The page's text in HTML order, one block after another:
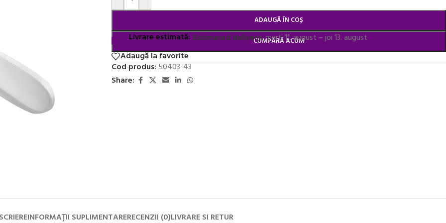
ADAUGĂ ÎN COȘ
CUMPĂRĂ ACUM
Livrare estimată: Estimated delivery:marți 11. august – joi 13. august
Adaugă la favorite
Cod produs: 50403-43
Share:
INFORMAȚII SUPLIMENTARERECENZII (0)LIVRARE SI RETUR